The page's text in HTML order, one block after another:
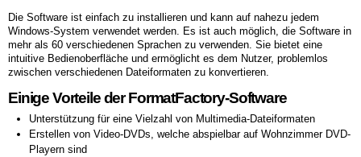
Die Software ist einfach zu installieren und kann auf nahezu jedem
Windows-System verwendet werden. Es ist auch möglich, die Software in
mehr als 60 verschiedenen Sprachen zu verwenden. Sie bietet eine
intuitive Bedienoberfläche und ermöglicht es dem Nutzer, problemlos
zwischen verschiedenen Dateiformaten zu konvertieren.
Einige Vorteile der FormatFactory-Software
Unterstützung für eine Vielzahl von Multimedia-Dateiformaten
Erstellen von Video-DVDs, welche abspielbar auf Wohnzimmer DVD-
Playern sind